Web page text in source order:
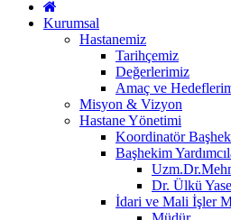
Kurumsal
Hastanemiz
Tarihçemiz
Değerlerimiz
Amaç ve
Misyon & Vizyon
Hastane Yönetimi
Koordinatör
Başhekim
Dr. Ülkü
İdari ve Mali İşler